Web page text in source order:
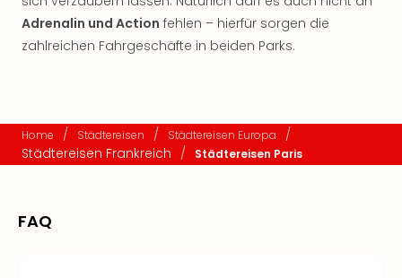
Adrenalin und Action fehlen – hierfür sorgen die
zahlreichen Fahrgeschäfte in beiden Parks.
Home / Städtereisen / Städtereisen Europa
/
Städtereisen Frankreich / Städtereisen Paris
FAQ